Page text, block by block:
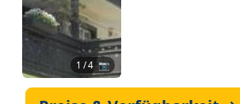
1 / 4 📷